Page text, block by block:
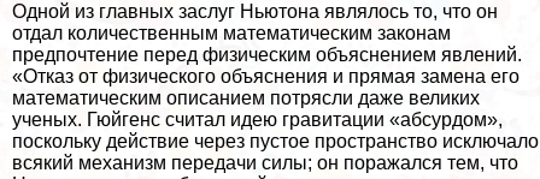
Одной из главных заслуг Ньютона являлось то, что он
отдал количественным математическим законам
предпочтение перед физическим объяснением явлений.
«Отказ от физического объяснения и прямая замена его
математическим описанием потрясли даже великих
ученых. Гюйгенс считал идею гравитации «абсурдом»,
поскольку действие через пустое прострaнcтво исключало
всякий механизм передачи силы; он поражался тем, что